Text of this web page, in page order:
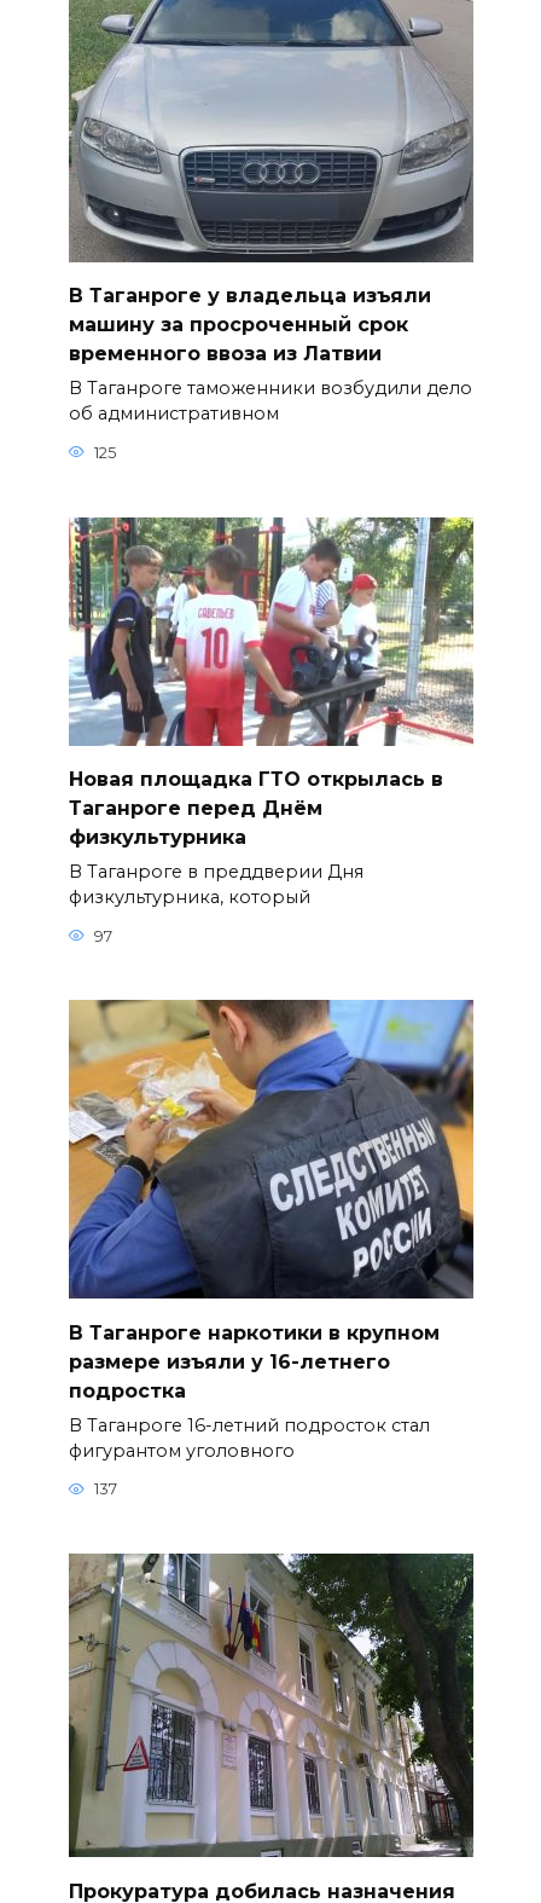
В Таганроге у владельца изъяли
машину за просроченный срок
временного ввоза из Латвии
В Таганроге таможенники возбудили дело
об административном
125
Новая площадка ГТО открылась в
Таганроге перед Днём
физкультурника
В Таганроге в преддверии Дня
физкультурника, который
97
В Таганроге наркотики в крупном
размере изъяли у 16-летнего
подростка
В Таганроге 16-летний подросток стал
фигурантом уголовного
137
Прокуратура добилась назначения